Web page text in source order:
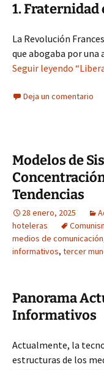
1. Fraternidad
La Revolución
que abogaba por una
Seguir leyendo
Deja un comentario
Modelos de
Tendencias
28 enero, 2025
hoteleras
medios de comunicación
informativos, tercer
Panorama
Informativos
Actualmente, la
estructuras de los